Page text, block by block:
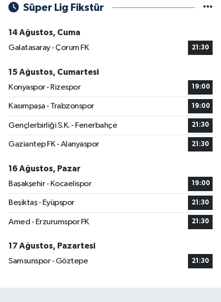
Süper Lig Fikstür
14 Ağustos, Cuma
Galatasaray - Çorum FK
21:30
15 Ağustos, Cumartesi
Konyaspor - Rizespor
19:00
Kasımpaşa - Trabzonspor 19:00
Gençlerbirliği S.K. - Fenerbahçe 21:30
Gaziantep FK - Alanyaspor 21:30
16 Ağustos, Pazar
Başakşehir - Kocaelispor
19:00
Beşiktaş - Eyüpspor 21:30
Amed - Erzurumspor FK 21:30
17 Ağustos, Pazartesi
Samsunspor - Göztepe
21:30